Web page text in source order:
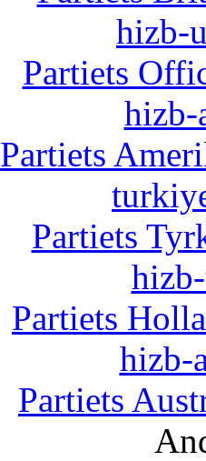
hizb-
Partiets
hizb-
Partiets
Partiets
Partiets
hizb-
Partiets